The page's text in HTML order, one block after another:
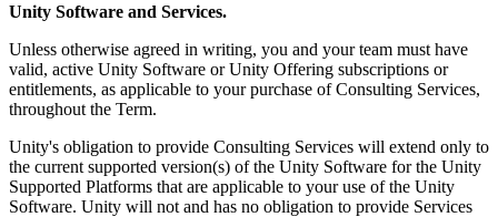
Monetarisierung
Verbinden Sie Spieler mit den richtigen Spielen
Werben mit Unity
Monetarisieren mit Unity
Anwendungsfälle
Mobile Hits mit Unity erstellen und wachsen lassen
Indie-Spiele
Große Spiele mit kleinen Teams veröffentlichen
Neues
Blog
Aktualisierungen, Informationen und technische Tipps
Neuigkeiten
Nachrichten, Geschichten und Pressezentrum
Lizenzstipendium für Bildungseinrichtungen
Bringen Sie die Kraft von Unity in Ihre Institution
Zertifizierungen
Beweisen Sie Ihre Unity-Meisterschaft
Unity Software and Services.
Unless otherwise agreed in writing, you and your team must have
valid, active Unity Software or Unity Offering subscriptions or
entitlements, as applicable to your purchase of Consulting Services,
throughout the Term.
Unity's obligation to provide Consulting Services will extend only to
the current supported version(s) of the Unity Software for the Unity
Supported Platforms that are applicable to your use of the Unity
Software. Unity will not and has no obligation to provide Services